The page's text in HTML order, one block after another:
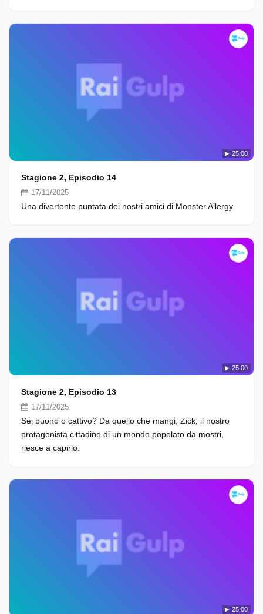
25:00
Stagione 2, Episodio 14
17/11/2025
Una divertente puntata dei nostri amici di Monster Allergy
25:00
Stagione 2, Episodio 13
17/11/2025
Sei buono o cattivo? Da quello che mangi, Zick, il nostro
protagonista cittadino di un mondo popolato da mostri,
riesce a capirlo.
25:00